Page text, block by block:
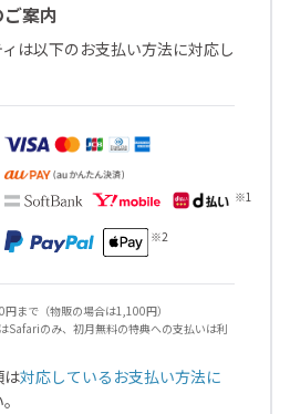
案内
は以下のお支払い方法に対応し
まで（物販の場合は1,100円）
Safariのみ、初月無料の特典への支払いは利
は対応しているお支払い方法に